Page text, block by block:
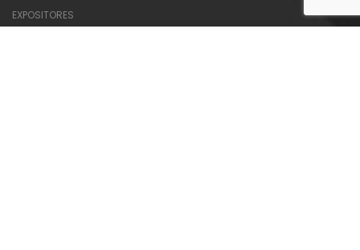
EXPOSITORES